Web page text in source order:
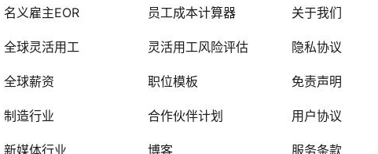
名义雇主EOR
全球灵活用工
全球薪资
制造行业
新媒体行业
员工成本计算器
灵活用工风险评估
职位模板
合作伙伴计划
博客
关于我们
隐私协议
免责声明
用户协议
服务条款